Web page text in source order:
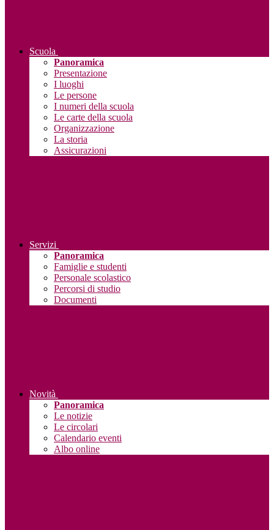
Scuola
Panoramica
Presentazione
I luoghi
Le persone
I numeri della scuola
Le carte della scuola
Organizzazione
La storia
Assicurazioni
Servizi
Panoramica
Famiglie e studenti
Personale scolastico
Percorsi di studio
Documenti
Novità
Panoramica
Le notizie
Le circolari
Calendario eventi
Albo online